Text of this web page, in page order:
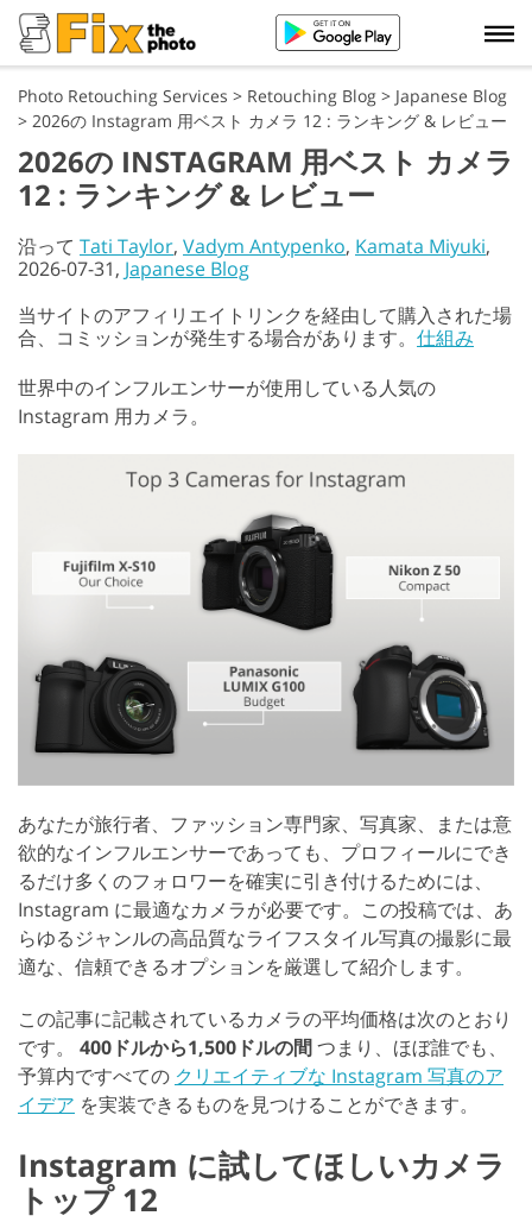
Photo Retouching Services > Retouching Blog > Japanese Blog
> 2026の Instagram 用ベスト カメラ 12 : ランキング & レビュー
2026の INSTAGRAM 用ベスト カメラ
12 : ランキング & レビュー
沿って Tati Taylor, Vadym Antypenko, Kamata Miyuki,
2026-07-31, Japanese Blog
当サイトのアフィリエイトリンクを経由して購入された場
合、コミッションが発生する場合があります。 仕組み
世界中のインフルエンサーが使用している人気の
Instagram 用カメラ。
あなたが旅行者、ファッション専門家、写真家、または意
欲的なインフルエンサーであっても、プロフィールにでき
るだけ多くのフォロワーを確実に引き付けるためには、
Instagram に最適なカメラが必要です。この投稿では、あ
らゆるジャンルの高品質なライフスタイル写真の撮影に最
適な、信頼できるオプションを厳選して紹介します。
この記事に記載されているカメラの平均価格は次のとおり
です。
400ドルから1,500ドルの間つまり、ほぼ誰でも、
予算内ですべての クリエイティブな Instagram 写真のア
イデア を実装できるものを見つけることができます。
Instagram に試してほしいカメラ
トップ 12